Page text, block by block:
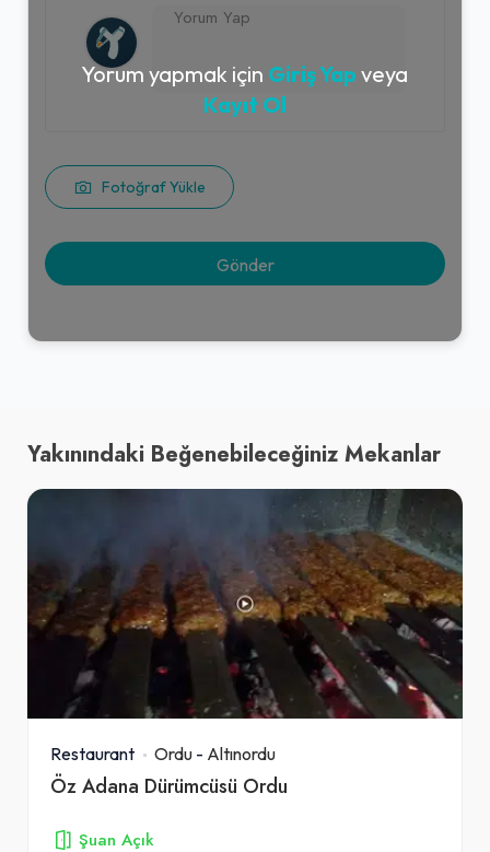
Fotoğraf Yükle
Yorum yapmak için Giriş Yap veya
Kayıt Ol
Yakınındaki Beğenebileceğiniz Mekanlar
Restaurant Ordu - Altınordu
Öz Adana Dürümcüsü Ordu
Şuan Açık